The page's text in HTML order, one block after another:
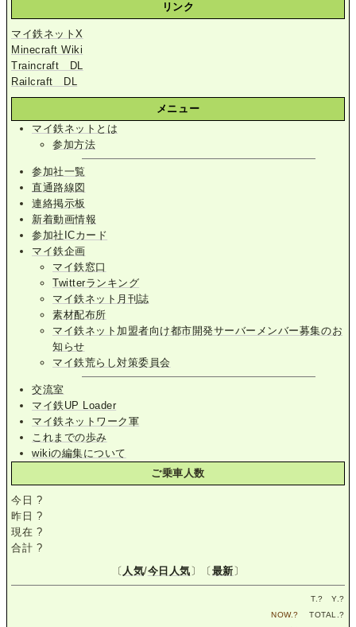
リンク
マイ鉄ネットX
Minecraft Wiki
Traincraft DL
Railcraft DL
メニュー
マイ鉄ネットとは
参加方法
参加社一覧
直通路線図
連絡掲示板
新着動画情報
参加社ICカード
マイ鉄企画
マイ鉄窓口
Twitterランキング
マイ鉄ネット月刊誌
素材配布所
マイ鉄ネット加盟者向け都市開発サーバーメンバー募集のお
知らせ
マイ鉄荒らし対策委員会
交流室
マイ鉄UP Loader
マイ鉄ネットワーク軍
これまでの歩み
wikiの編集について
ご乗車人数
今日 ?
昨日 ?
現在 ?
合計 ?
〔 人気/今日人気 〕〔 最新 〕
T.? Y.?
NOW.? TOTAL.?